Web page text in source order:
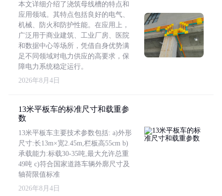
本文详细介绍了浇筑母线槽的特点和
应用领域。其特点包括良好的电气、
机械、防火和防护性能。在应用上，
广泛用于商业建筑、工业厂房、医院
和数据中心等场所，凭借自身优势满
足不同领域对电力供应的高要求，保
障电力系统稳定运行。
2026年8月4日
13米平板车的标准尺寸和载重参
数
13米平板车主要技术参数包括: a)外形
尺寸:长13m×宽2.45m,栏板高55cm b)
承载能力:标载30-35吨,最大允许总重
49吨 c)符合国家道路车辆外廓尺寸及
轴荷限值标准
2026年8月4日